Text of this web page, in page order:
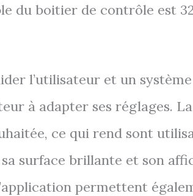
du boitier de contrôle est
l’utilisateur et un
à adapter ses réglages.
ce qui rend sont
surface brillante et son
permettent